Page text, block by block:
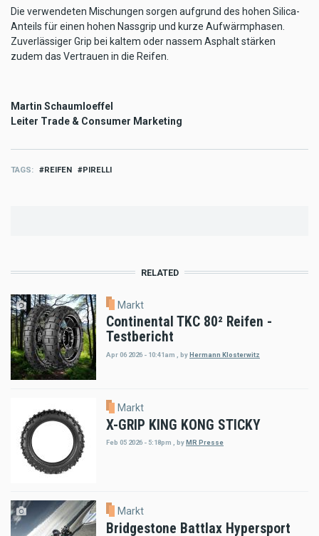
Die verwendeten Mischungen sorgen aufgrund des hohen Silica-
Anteils für einen hohen Nassgrip und kurze Aufwärmphasen.
Zuverlässiger Grip bei kaltem oder nassem Asphalt stärken
zudem das Vertrauen in die Reifen.
Martin Schaumloeffel
Leiter Trade & Consumer Marketing
TAGS REIFEN PIRELLI
RELATED
Markt
Continental TKC 80² Reifen -
Testbericht
Apr 06 2026 - 10:41am byHermann Klosterwitz
Markt
X-GRIP KING KONG STICKY
Feb 05 2026 - 5:18pm , by MR Presse
Markt
Bridgestone Battlax Hypersport